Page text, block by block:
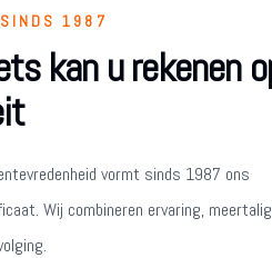
1987
kan u rekenen
vormt sinds 1987 ons
Wij combineren ervaring,